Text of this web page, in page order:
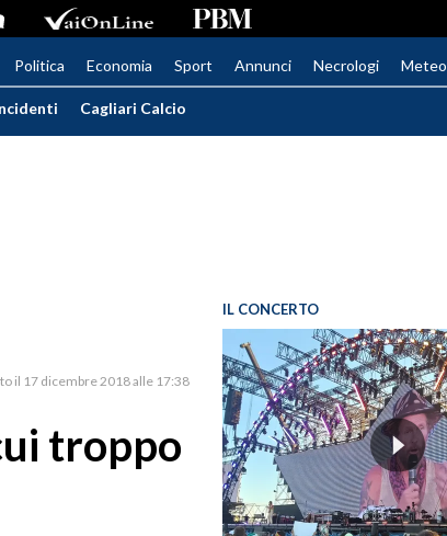
Politica Economia Sport Annunci Necrologi Meteo
Cagliari Calcio
il 17 dicembre 2018 alle 17:38
troppo
IL CONCERTO